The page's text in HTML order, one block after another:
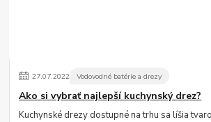
27.07.2022 Vodovodné batérie a drezy
Ako si vybrať najlepší kuchynský drez?
Kuchynské drezy dostupné na trhu sa líšia